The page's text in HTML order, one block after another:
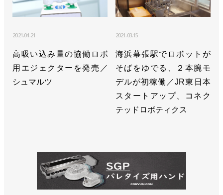
2021.04.21
高吸い込み量の協働ロボ
用エジェクターを発売／
シュマルツ
2021.03.15
海浜幕張駅でロボットが
そばをゆでる、２本腕モ
デルが初稼働／JR東日本
スタートアップ、コネク
テッドロボティクス